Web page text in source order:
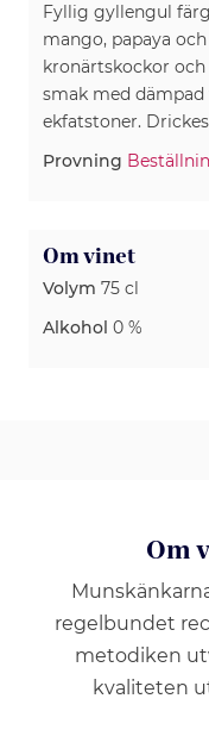
Fyllig gyllengul
mango, papaya
kronärtskockor
smak med
Provning
Om vinet
Volym 75 cl
Alkohol 0 %
Om
regelbundet
metodiken
kvaliteten